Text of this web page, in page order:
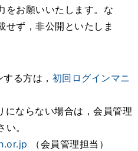
をお願いいたします。な
せず，非公開といたしま
る方は， 初回ログインマニ
にならない場合は，会員管理
。
（会員管理担当）